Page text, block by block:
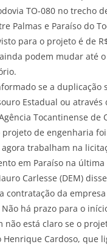
TO-080 no trecho
Palmas e Paraíso do
para o projeto é de
podem mudar até
se a duplicação
Estadual ou através
Tocantinense de
de engenharia
trabalham na
em Paraíso na
Carlesse (DEM)
contratação da
há prazo para o
não está claro se o
Henrique Cardoso, que